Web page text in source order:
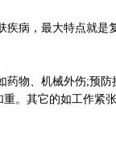
，最大特点就是
、机械外伤;预
。其它的如工作